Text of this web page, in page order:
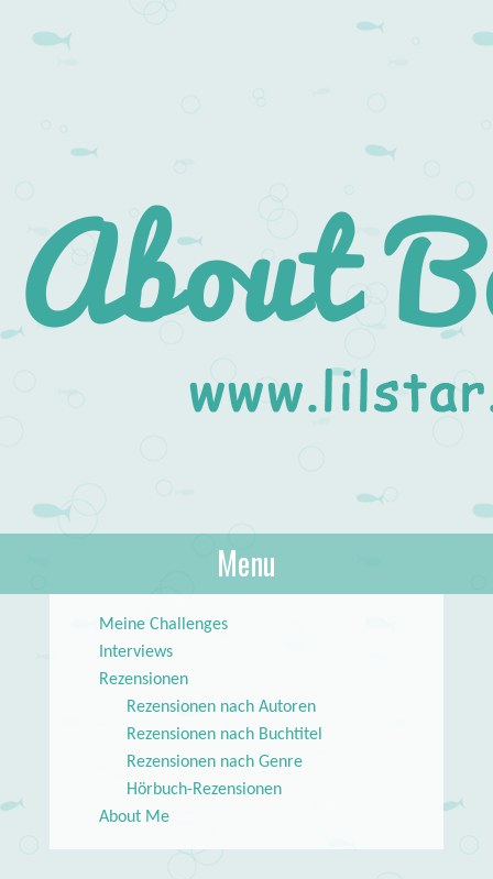
About Books
lilstar.de
Menu
Meine Challenges
Interviews
Rezensionen
Rezensionen nach Autoren
Rezensionen nach Buchtitel
Rezensionen nach Genre
Hörbuch-Rezensionen
About Me